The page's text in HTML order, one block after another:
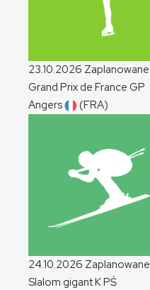
23.10.2026 Zaplanowane
Grand Prix de France GP
Angers
(FRA)
24.10.2026 Zaplanowane
Slalom gigantKPŚ